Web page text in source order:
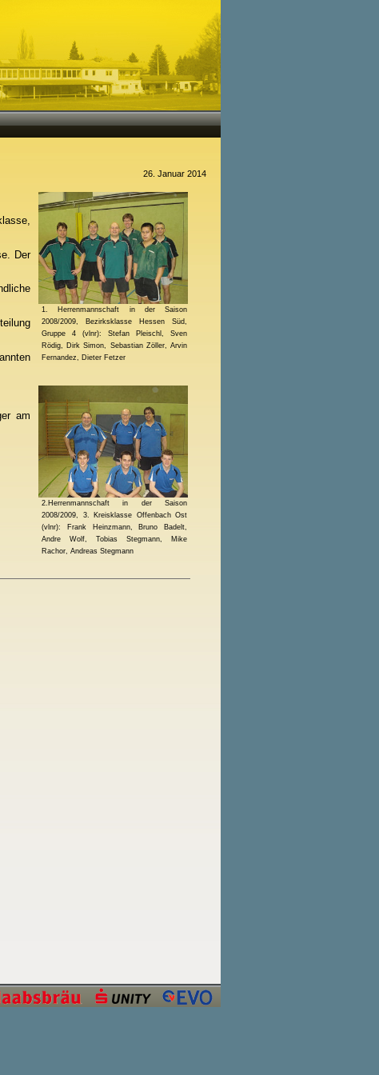
26. Januar 2014
1. Herrenmannschaft in der Saison
2008/2009, Bezirksklasse Hessen Süd,
Gruppe 4 (vlnr): Stefan Pleischl, Sven
Rödig, Dirk Simon, Sebastian Zöller, Arvin
Fernandez, Dieter Fetzer
Der
2.Herrenmannschaft in der Saison
2008/2009, 3. Kreisklasse Offenbach Ost
(vlnr): Frank Heinzmann, Bruno Badelt,
Andre Wolf, Tobias Stegmann, Mike
Rachor, Andreas Stegmann
am